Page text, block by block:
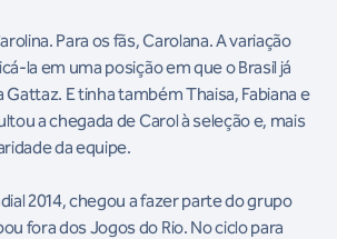
Para os fãs, Carolana. A variação
la em uma posição em que o Brasil já
Gattaz. E tinha também Thaisa, Fabiana e
a chegada de Carol à seleção e, mais
da equipe.
2014, chegou a fazer parte do grupo
fora dos Jogos do Rio. No ciclo para